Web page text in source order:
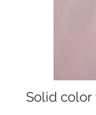
Solid color